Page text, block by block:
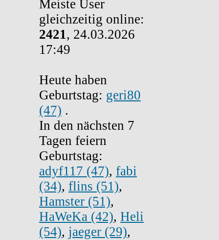
Meiste User
gleichzeitig online:
2421, 24.03.2026
17:49
Heute haben
Geburtstag: geri80
(47) .
In den nächsten 7
Tagen feiern
Geburtstag:
adyf117 (47), fabi
(34), flins (51),
Hamster (51),
HaWeKa (42), Heli
(54), jaeger (29),